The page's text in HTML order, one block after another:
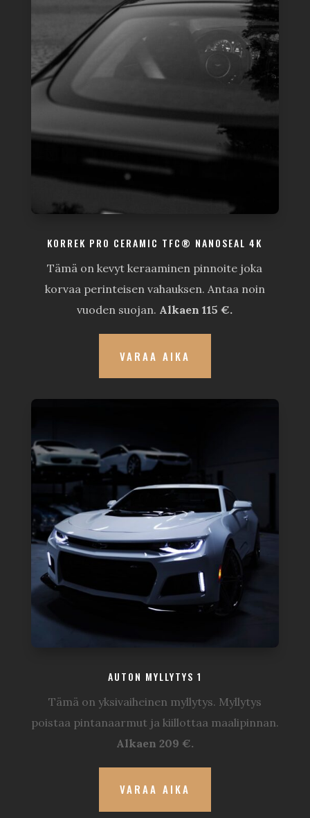
KORREK PRO CERAMIC TFC® NANOSEAL 4K
Tämä on kevyt keraaminen pinnoite joka
korvaa perinteisen vahauksen. Antaa noin
vuoden suojan. Alkaen 115 €.
VARAA AIKA
AUTON MYLLYTYS 1
Tämä on yksivaiheinen myllytys. Myllytys
poistaa pintanaarmut ja kiillottaa maalipinnan.
Alkaen 209 €.
VARAA AIKA